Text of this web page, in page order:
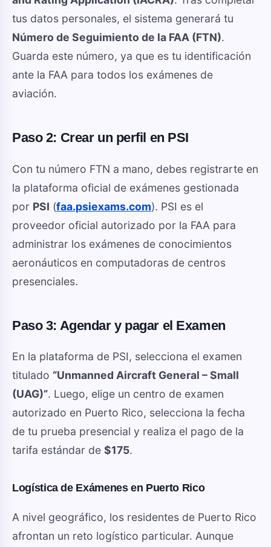
tus datos personales, el sistema generará tu
Número de Seguimiento de la FAA (FTN).
Guarda este número, ya que es tu identificación
ante la FAA para todos los exámenes de
aviación.
Paso 2: Crear un perfil en PSI
Con tu número FTN a mano, debes registrarte en
la plataforma oficial de exámenes gestionada
por PSI (faa.psiexams.com). PSI es el
proveedor oficial autorizado por la FAA para
administrar los exámenes de conocimientos
aeronáuticos en computadoras de centros
presenciales.
Paso 3: Agendar y pagar el Examen
En la plataforma de PSI, selecciona el examen
titulado “Unmanned Aircraft General – Small
(UAG)”. Luego, elige un centro de examen
autorizado en Puerto Rico, selecciona la fecha
de tu prueba presencial y realiza el pago de la
tarifa estándar de $175.
Logística de Exámenes en Puerto Rico
A nivel geográfico, los residentes de Puerto Rico
afrontan un reto logístico particular. Aunque